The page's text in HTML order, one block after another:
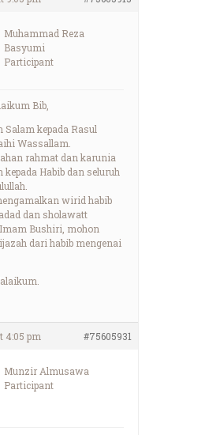
Muhammad Reza
Basyumi
Participant
Bib,
Salam kepada Rasul
Wassallam.
rahmat dan karunia
kepada Habib dan seluruh
wirid habib
dan sholawatt
Bushiri, mohon
dari habib mengenai
4:05 pm #75605931
Munzir Almusawa
Participant